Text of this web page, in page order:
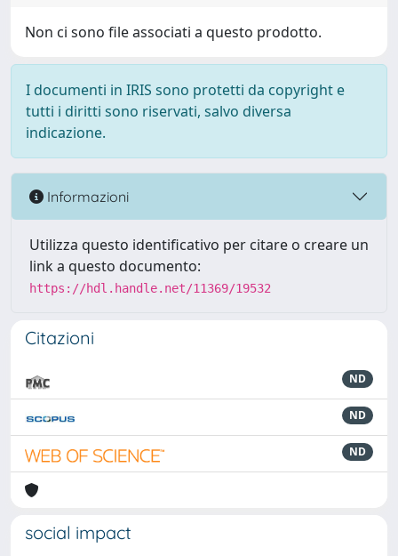
Non ci sono file associati a questo prodotto.
I documenti in IRIS sono protetti da copyright e
tutti i diritti sono riservati, salvo diversa
indicazione.
Informazioni
Utilizza questo identificativo per citare o creare un
link a questo documento:
https://hdl.handle.net/11369/19532
Citazioni
ND
ND
ND
social impact